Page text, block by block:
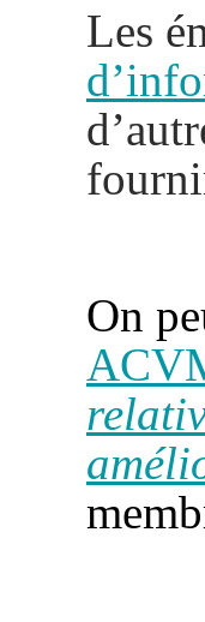
Les
On